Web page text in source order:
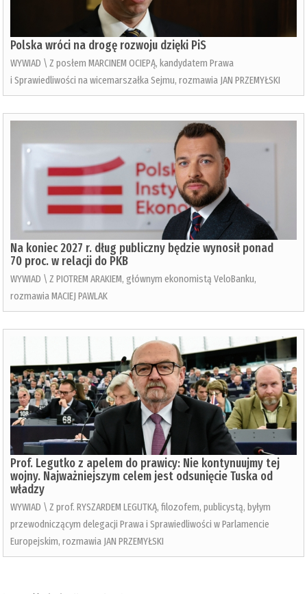
Polska wróci na drogę rozwoju dzięki PiS
WYWIAD \ Z posłem MARCINEM OCIEPĄ, kandydatem Prawa
i Sprawiedliwości na wicemarszałka Sejmu, rozmawia JAN PRZEMYŁSKI
Na koniec 2027 r. dług publiczny będzie wynosił ponad
70 proc. w relacji do PKB
WYWIAD \ Z PIOTREM ARAKIEM, głównym ekonomistą VeloBanku,
rozmawia MACIEJ PAWLAK
Prof. Legutko z apelem do prawicy: Nie kontynuujmy tej
wojny. Najważniejszym celem jest odsunięcie Tuska od
władzy
WYWIAD \ Z prof. RYSZARDEM LEGUTKĄ, filozofem, publicystą, byłym
przewodniczącym delegacji Prawa i Sprawiedliwości w Parlamencie
Europejskim, rozmawia JAN PRZEMYŁSKI